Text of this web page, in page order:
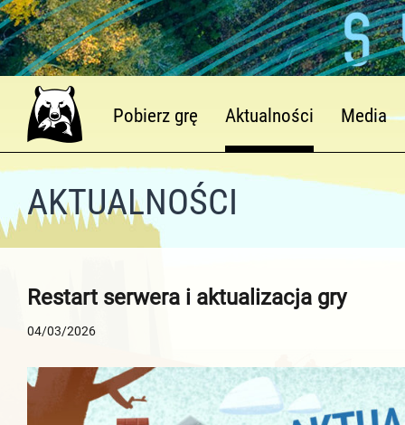
Pobierz grę Aktualności Media
AKTUALNOŚCI
Restart serwera i aktualizacja gry
04/03/2026